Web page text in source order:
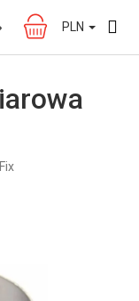
KOSZYK
PLN